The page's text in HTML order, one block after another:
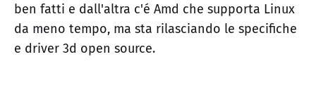
ben fatti e dall'altra c'é Amd che supporta Linux
da meno tempo, ma sta rilasciando le specifiche
e driver 3d open source.